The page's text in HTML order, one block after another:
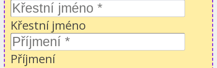
Křestní jméno
Příjmení